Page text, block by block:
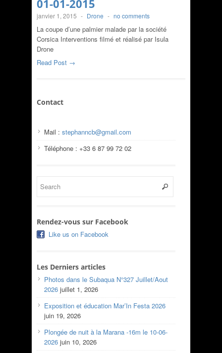
01-01-2015
janvier 1, 2015 - Drone - no comments
La coupe d’une palmier malade par la société
Corsica Interventions filmé et réalisé par Isula
Drone
Read Post →
Contact
Mail : stephanncb@gmail.com
Téléphone : +33 6 87 99 72 02
Rendez-vous sur Facebook
Like us on Facebook
Les Derniers articles
Photos dans le Subaqua N°327 Juillet/Aout
2026 juillet 1, 2026
Exposition et éducation Mar’In Festa 2026
juin 19, 2026
Plongée de nuit à la Marana -16m le 10-06-
2026 juin 10, 2026